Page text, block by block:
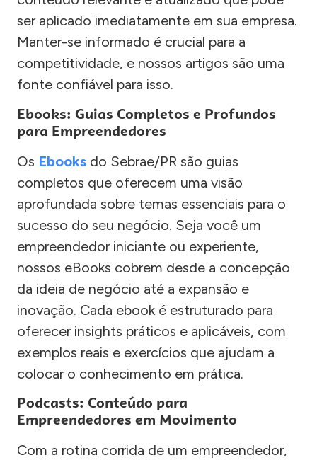
ser aplicado imediatamente em sua empresa.
Manter-se informado é crucial para a
competitividade, e nossos artigos são uma
fonte confiável para isso.
Ebooks: Guias Completos e Profundos
para Empreendedores
Os Ebooks do Sebrae/PR são guias
completos que oferecem uma visão
aprofundada sobre temas essenciais para o
sucesso do seu negócio. Seja você um
empreendedor iniciante ou experiente,
nossos eBooks cobrem desde a concepção
da ideia de negócio até a expansão e
inovação. Cada ebook é estruturado para
oferecer insights práticos e aplicáveis, com
exemplos reais e exercícios que ajudam a
colocar o conhecimento em prática.
Podcasts: Conteúdo para
Empreendedores em Movimento
Com a rotina corrida de um empreendedor,